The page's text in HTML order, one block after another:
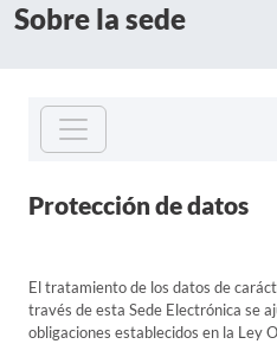
Sobre la sede
Protección de datos
El tratamiento de los datos de
través de esta Sede Electrónica se
obligaciones establecidos en la Ley